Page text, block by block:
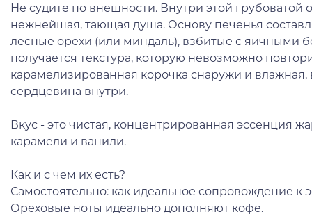
Не судите по внешности. Внутри этой грубоватой
нежнейшая, тающая душа. Основу печенья
лесные орехи (или миндаль), взбитые с яичными
получается текстура, которую невозможно
карамелизированная корочка снаружи и влажная,
сердцевина внутри.
Вкус - это чистая, концентрированная эссенция
карамели и ванили.
Как и с чем их есть?
Самостоятельно: как идеальное сопровождение к
Ореховые ноты идеально дополняют кофе.